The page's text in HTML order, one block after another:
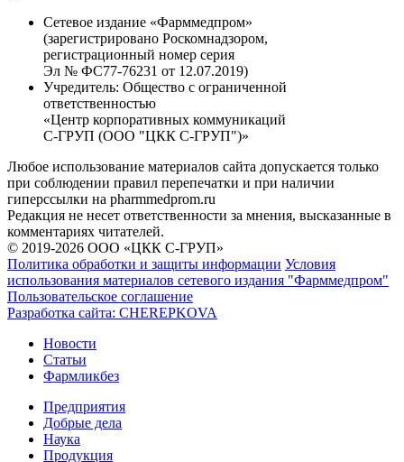
Сетевое издание «Фарммедпром»
(зарегистрировано Роскомнадзором,
регистрационный номер серия
Эл № ФС77-76231 от 12.07.2019)
Учредитель: Общество с ограниченной
ответственностью
«Центр корпоративных коммуникаций
С-ГРУП (ООО "ЦКК С-ГРУП")»
Любое использование материалов сайта допускается только
при соблюдении правил перепечатки и при наличии
гиперссылки на pharmmedprom.ru
Редакция не несет ответственности за мнения, высказанные в
комментариях читателей.
© 2019-2026 ООО «ЦКК С-ГРУП»
Политика обработки и защиты информации Условия
использования материалов сетевого издания "Фарммедпром"
Пользовательское соглашение
Разработка сайта: CHEREPKOVA
Новости
Статьи
Фармликбез
Предприятия
Добрые дела
Наука
Продукция